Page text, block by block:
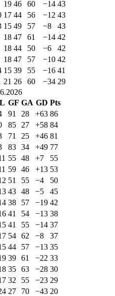
19 46 60 −14 43
17 44 56 −12 43
15 49 57 −8
43
18 47 61 −14 42
18 44 50 −6
42
18 47 57 −10 42
15 39 55 −16 41
21 26 60 −34 29
L GF GA GD Pts
91 28 +63 86
85 27 +58 84
71 25 +46 81
83 34 +49 77
55 48 +7
55
59 46 +13 53
51 55 −4
50
43 48 −5
45
38 57 −19 42
41 54 −13 38
41 55 −14 37
54 62 −8
37
44 57 −13 35
39 61 −22 33
35 63 −28 30
32 55 −23 29
27 70 −43 20